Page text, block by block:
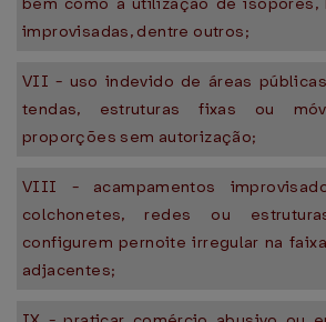
improvisadas, dentre outros;
VII - uso indevido de áreas
tendas, estruturas fixas ou
proporções sem autorização;
VIII - acampamentos
colchonetes, redes ou
configurem pernoite irregular na
adjacentes;